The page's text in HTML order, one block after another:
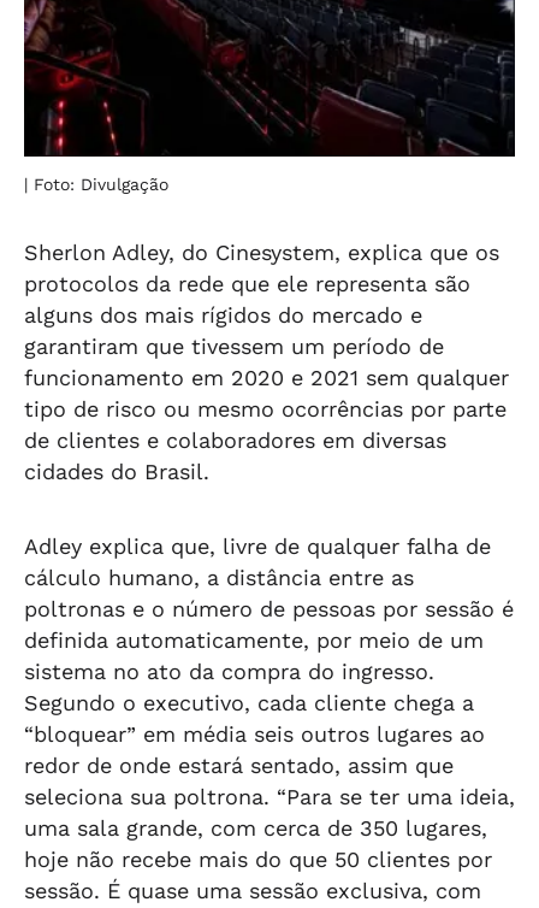
| Foto: Divulgação
Sherlon Adley, do Cinesystem, explica que os
protocolos da rede que ele representa são
alguns dos mais rígidos do mercado e
garantiram que tivessem um período de
funcionamento em 2020 e 2021 sem qualquer
tipo de risco ou mesmo ocorrências por parte
de clientes e colaboradores em diversas
cidades do Brasil.
Adley explica que, livre de qualquer falha de
cálculo humano, a distância entre as
poltronas e o número de pessoas por sessão é
definida automaticamente, por meio de um
sistema no ato da compra do ingresso.
Segundo o executivo, cada cliente chega a
“bloquear” em média seis outros lugares ao
redor de onde estará sentado, assim que
seleciona sua poltrona. “Para se ter uma ideia,
uma sala grande, com cerca de 350 lugares,
hoje não recebe mais do que 50 clientes por
sessão. É quase uma sessão exclusiva, com